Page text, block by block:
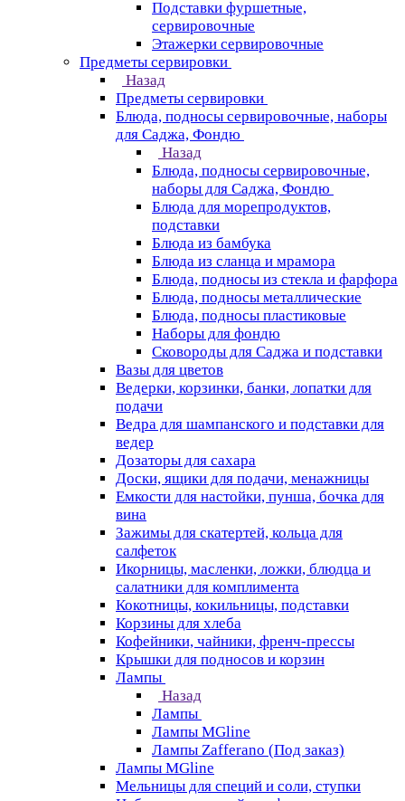
Подставки фуршетные,
сервировочные
Этажерки сервировочные
Предметы сервировки
Назад
Предметы сервировки
Блюда, подносы сервировочные, наборы
для Саджа, Фондю
Назад
Блюда, подносы сервировочные,
наборы для Саджа, Фондю
Блюда для морепродуктов,
подставки
Блюда из бамбука
Блюда из сланца и мрамора
Блюда, подносы из стекла и фарфора
Блюда, подносы металлические
Блюда, подносы пластиковые
Наборы для фондю
Сковороды для Саджа и подставки
Вазы для цветов
Ведерки, корзинки, банки, лопатки для
подачи
Ведра для шампанского и подставки для
ведер
Дозаторы для сахара
Доски, ящики для подачи, менажницы
Емкости для настойки, пунша, бочка для
вина
Зажимы для скатертей, кольца для
салфеток
Икорницы, масленки, ложки, блюдца и
салатники для комплимента
Кокотницы, кокильницы, подставки
Корзины для хлеба
Кофейники, чайники, френч-прессы
Крышки для подносов и корзин
Лампы
Назад
Лампы
Лампы MGline
Лампы Zafferano (Под заказ)
Лампы MGline
Мельницы для специй и соли, ступки